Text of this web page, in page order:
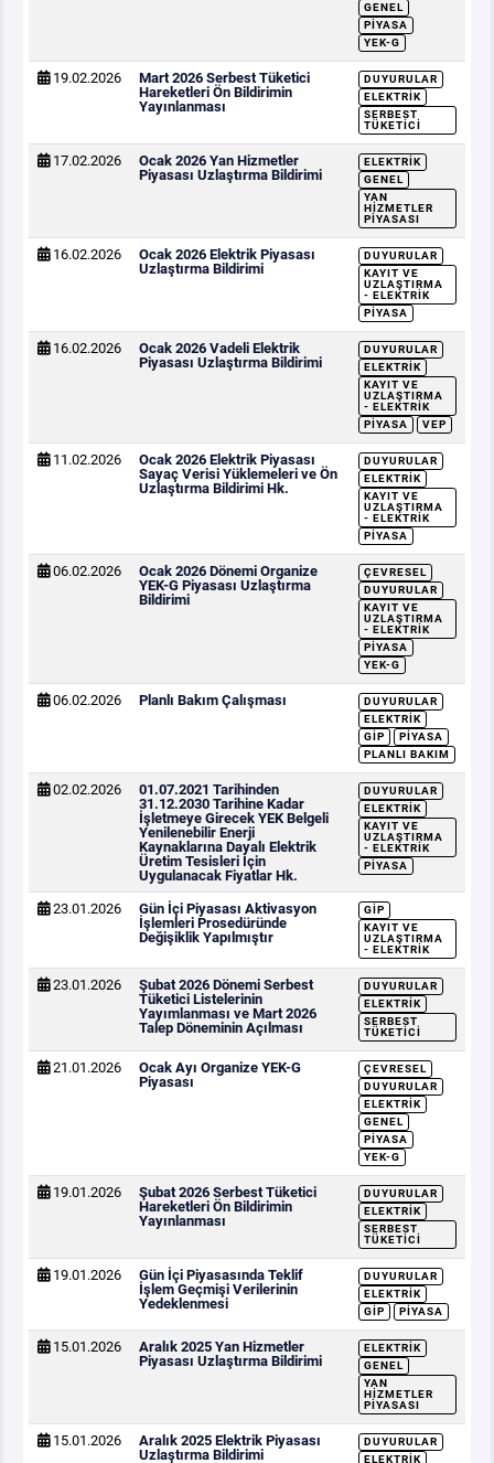
GENEL
PIYASA
YEK-G
19.02.2026
Mart 2026 Serbest Tüketici
Hareketleri Ön Bildirimin
Yayınlanması
DUYURULAR
ELEKTRIK
SERBEST
TÜKETICI
17.02.2026
Ocak 2026 Yan Hizmetler
Piyasası Uzlaştırma Bildirimi
ELEKTRIK
GENEL
YAN
HIZMETLER
PIYASASI
16.02.2026
Ocak 2026 Elektrik Piyasası
Uzlaştırma Bildirimi
DUYURULAR
KAYIT VE
UZLAŞTIRMA
- ELEKTRIK
PIYASA
16.02.2026
Ocak 2026 Vadeli Elektrik
Piyasası Uzlaştırma Bildirimi
DUYURULAR
ELEKTRIK
KAYIT VE
UZLAŞTIRMA
- ELEKTRIK
PIYASA
VEP
11.02.2026
Ocak 2026 Elektrik Piyasası
Sayaç Verisi Yüklemeleri ve Ön
Uzlaştırma Bildirimi Hk.
DUYURULAR
ELEKTRIK
KAYIT VE
UZLAŞTIRMA
- ELEKTRIK
PIYASA
06.02.2026
Ocak 2026 Dönemi Organize
YEK-G Piyasası Uzlaştırma
Bildirimi
ÇEVRESEL
DUYURULAR
KAYIT VE
UZLAŞTIRMA
- ELEKTRIK
PIYASA
YEK-G
06.02.2026 Planlı Bakım Çalışması
DUYURULAR
ELEKTRIK
GİP
PIYASA
PLANLI BAKIM
02.02.2026
01.07.2021 Tarihinden
31.12.2030 Tarihine Kadar
İşletmeye Girecek YEK Belgeli
Yenilenebilir Enerji
Kaynaklarına Dayalı Elektrik
Üretim Tesisleri İçin
Uygulanacak Fiyatlar Hk.
DUYURULAR
ELEKTRIK
KAYIT VE
UZLAŞTIRMA
- ELEKTRIK
PIYASA
23.01.2026
Gün İçi Piyasası Aktivasyon
İşlemleri Prosedüründe
Değişiklik Yapılmıştır
GİP
KAYIT VE
UZLAŞTIRMA
- ELEKTRIK
23.01.2026
Şubat 2026 Dönemi Serbest
Tüketici Listelerinin
Yayımlanması ve Mart 2026
Talep Döneminin Açılması
DUYURULAR
ELEKTRIK
SERBEST
TÜKETICI
21.01.2026
Ocak Ayı Organize YEK-G
Piyasası
ÇEVRESEL
DUYURULAR
ELEKTRIK
GENEL
PIYASA
YEK-G
19.01.2026
Şubat 2026 Serbest Tüketici
Hareketleri Ön Bildirimin
Yayınlanması
DUYURULAR
ELEKTRIK
SERBEST
TÜKETICI
19.01.2026
Gün İçi Piyasasında Teklif
İşlem Geçmişi Verilerinin
Yedeklenmesi
DUYURULAR
ELEKTRIK
GİP
PIYASA
15.01.2026
Aralık 2025 Yan Hizmetler
Piyasası Uzlaştırma Bildirimi
ELEKTRIK
GENEL
YAN
HIZMETLER
PIYASASI
15.01.2026
Aralık 2025 Elektrik Piyasası
Uzlaştırma Bildirimi
DUYURULAR
ELEKTRIK